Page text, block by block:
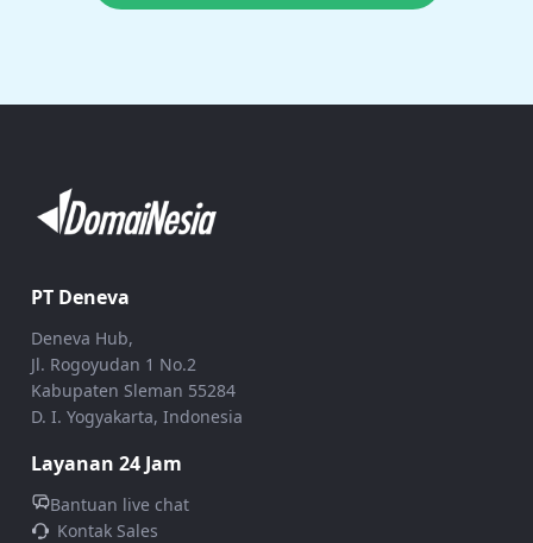
PT Deneva
Deneva Hub,
Jl. Rogoyudan 1 No.2
Kabupaten Sleman 55284
D. I. Yogyakarta, Indonesia
Layanan 24 Jam
Bantuan live chat
Kontak Sales